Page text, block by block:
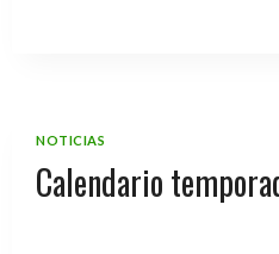
NOTICIAS
Calendario